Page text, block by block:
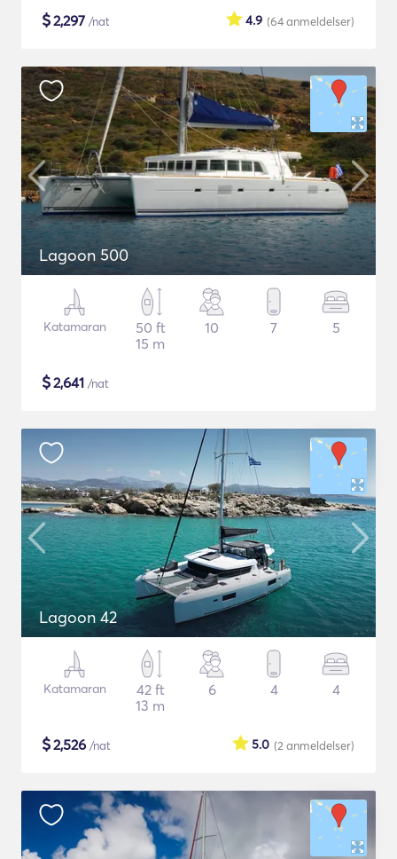
$2,297 /nat (64anmeldelser)
4.9
Lagoon 500
Katamaran
50 ft
15 m
10 7 5
$2,641 /nat
Lagoon 42
Katamaran
42 ft
13 m
6 4 4
$2,526 /nat (2 anmeldelser)
5.0